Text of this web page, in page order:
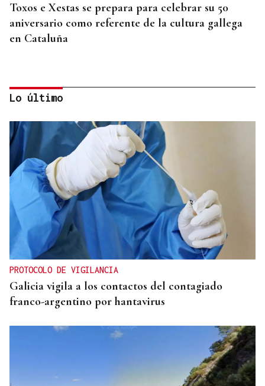
Toxos e Xestas se prepara para celebrar su 50
aniversario como referente de la cultura gallega
en Cataluña
DEPORTE EN LA DIÁSPORA
La Xunta ratifica su apoyo al Galicia Esporte
Clube de Salvador de Bahía
Lo último
PROTOCOLO DE VIGILANCIA
Galicia vigila a los contactos del contagiado
franco-argentino por hantavirus